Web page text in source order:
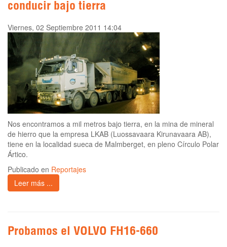
conducir bajo tierra
Viernes, 02 Septiembre 2011 14:04
Nos encontramos a mil metros bajo tierra, en la mina de mineral
de hierro que la empresa LKAB (Luossavaara Kirunavaara AB),
tiene en la localidad sueca de Malmberget, en pleno Círculo Polar
Ártico.
Publicado en Reportajes
Leer más ...
Probamos el VOLVO FH16-660